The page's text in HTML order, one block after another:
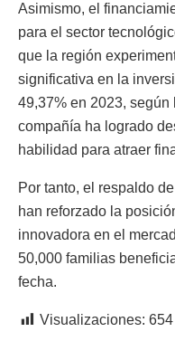
Asimismo, el
para el sector
que la región
significativa en la
49,37% en 2023, según
compañía ha logrado
habilidad para atraer
Por tanto, el respaldo
han reforzado la
innovadora en el
50,000 familias
fecha.
Visualizaciones: 654